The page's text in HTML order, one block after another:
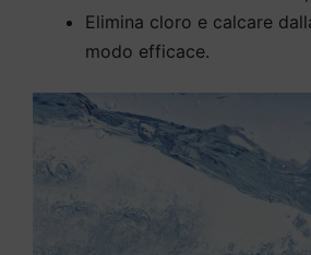
Elimina cloro e calcare
modo efficace.